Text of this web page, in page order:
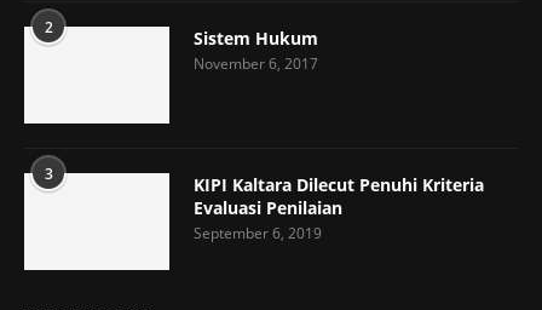
2 Sistem Hukum
November 6, 2017
3
KIPI Kaltara Dilecut Penuhi Kriteria
Evaluasi Penilaian
September 6, 2019